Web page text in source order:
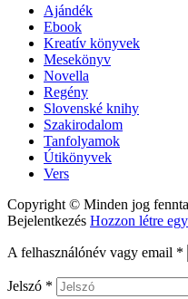
Menu
Ajándék
Ebook
Kreatív könyvek
Mesekönyv
Novella
Regény
Slovenské knihy
Szakirodalom
Tanfolyamok
Útikönyvek
Vers
Copyright © Minden jog
Bejelentkezés Hozzon létre
A felhasználónév vagy email *
Jelszó *